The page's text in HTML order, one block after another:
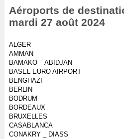
Aéroports de
mardi 27 août 2024
ALGER
AMMAN
BAMAKO _ ABIDJAN
BASEL EURO AIRPORT
BENGHAZI
BERLIN
BODRUM
BORDEAUX
BRUXELLES
CASABLANCA
CONAKRY _ DIASS